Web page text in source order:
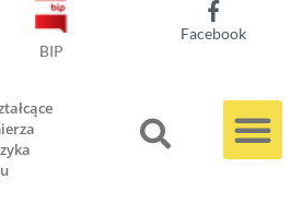
BIP
Facebook